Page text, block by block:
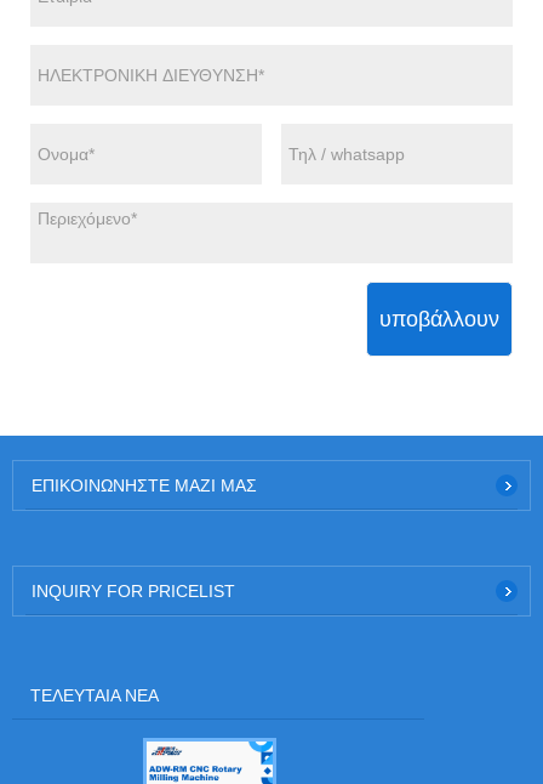
υποβάλλουν
ΕΠΙΚΟΙΝΩΝΉΣΤΕ ΜΑΖΊ ΜΑΣ
INQUIRY FOR PRICELIST
ΤΕΛΕΥΤΑΊΑ ΝΈΑ